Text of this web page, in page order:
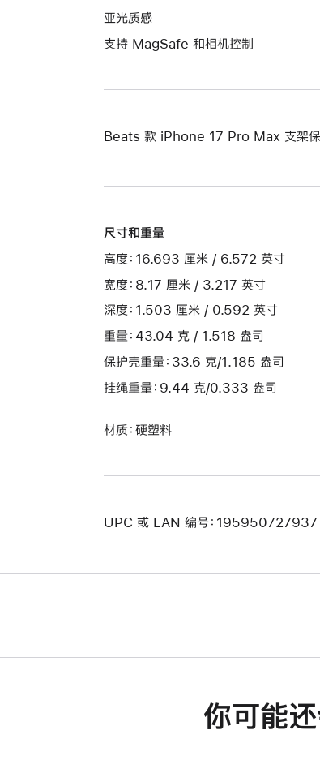
亚光质感
支持 MagSafe 和相机控制
Beats 款 iPhone 17 Pro Max 支架
尺寸和重量
高度：16.693 厘米 / 6.572 英寸
宽度：8.17 厘米 / 3.217 英寸
深度：1.503 厘米 / 0.592 英寸
重量：43.04 克 / 1.518 盎司
保护壳重量：33.6 克/1.185 盎司
挂绳重量：9.44 克/0.333 盎司
材质：硬塑料
UPC 或 EAN 编号：195950727937
你可能